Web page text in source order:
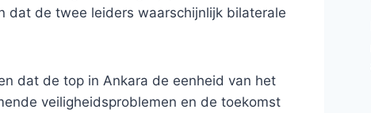
dat de twee leiders waarschijnlijk bilaterale
dat de top in Ankara de eenheid van het
veiligheidsproblemen en de toekomst